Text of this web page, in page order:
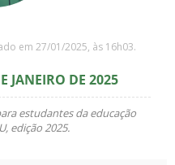
em 27/01/2025, às 16h03.
JANEIRO DE 2025
estudantes da educação
edição 2025.